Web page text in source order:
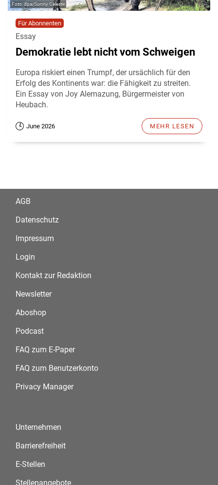
dpa/Sunny Celeste
Für Abonnenten
Essay
Demokratie lebt nicht vom Schweigen
Europa riskiert einen Trumpf, der ursächlich für den
Erfolg des Kontinents war: die Fähigkeit zu streiten.
Ein Essay von Joy Alemazung, Bürgermeister von
Heubach.
June 2026 MEHR LESEN
AGB
Datenschutz
Impressum
Login
Kontakt zur Redaktion
Newsletter
Aboshop
Podcast
FAQ zum E-Paper
FAQ zum Benutzerkonto
Privacy Manager
Unternehmen
Barrierefreiheit
E-Stellen
Stellenangebote